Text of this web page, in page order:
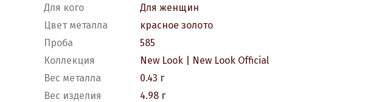
Для кого
Для женщин
Цвет металла
красное золото
Проба
585
Коллекция
New Look | New Look Official
Вес металла
0.43 г
Вес изделия
4.98 г